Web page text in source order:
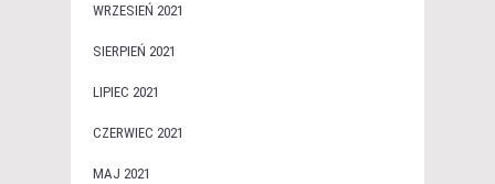
WRZESIEŃ 2021
SIERPIEŃ 2021
LIPIEC 2021
CZERWIEC 2021
MAJ 2021